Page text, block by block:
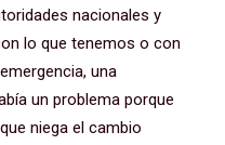
nacionales y
lo que tenemos o con
una
un problema porque
niega el cambio